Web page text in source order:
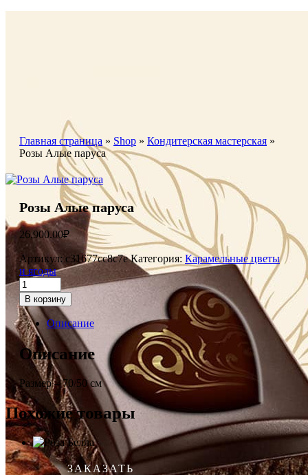
Главная страница » Shop » Кондитерская мастерская »
Розы Алые паруса
Розы Алые паруса
26,900.00₽
Артикул: c31677cc8c7e Категория: Карамельные цветы
и ягоды
В корзину
Описание
Описание
Размер – 70/50 см
Похожие товары
ЗАКАЗАТЬ